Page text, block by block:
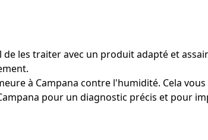
les traiter avec un produit adapté et
à Campana contre l'humidité. Cela vous
pour un diagnostic précis et pour